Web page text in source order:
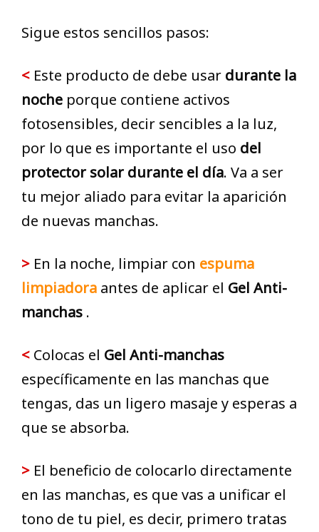
Sigue estos sencillos pasos:
< Este producto de debe usar durante la
noche porque contiene activos
fotosensibles, decir sencibles a la luz,
por lo que es importante el uso del
protector solar durante el día. Va a ser
tu mejor aliado para evitar la aparición
de nuevas manchas.
> En la noche, limpiar con espuma
limpiadora antes de aplicar el Gel Anti-
manchas .
< Colocas el Gel Anti-manchas
específicamente en las manchas que
tengas, das un ligero masaje y esperas a
que se absorba.
> El beneficio de colocarlo directamente
en las manchas, es que vas a unificar el
tono de tu piel, es decir, primero tratas